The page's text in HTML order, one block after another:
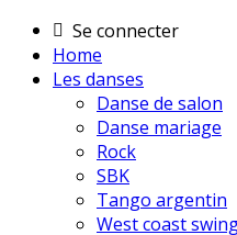
Se connecter
Home
Les danses
Danse de salon
Danse mariage
Rock
SBK
Tango argentin
West coast